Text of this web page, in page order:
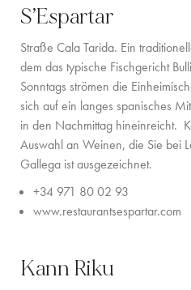
S’Espartar
Straße Cala Tarida. Ein
dem das typische Fischgericht
Sonntags strömen die
sich auf ein langes spanisches
in den Nachmittag hineinreicht.
Auswahl an Weinen, die Sie bei
Gallega ist ausgezeichnet.
+34 971 80 02 93
www.restaurantsespartar.com
Kann Riku